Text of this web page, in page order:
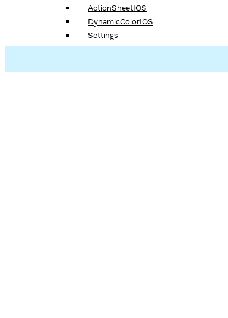
ActionSheetIOS
DynamicColorIOS
Settings